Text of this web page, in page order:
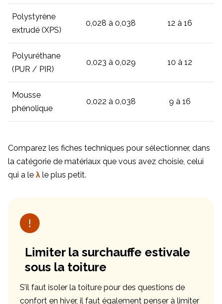
Polystyrène
extrudé (XPS)
0,028 à 0,038 12 à 16
Polyuréthane
(PUR / PIR)
0,023 à 0,029 10 à 12
Mousse
phénolique
0,022 à 0,038 9 à 16
Comparez les fiches techniques pour sélectionner, dans
la catégorie de matériaux que vous avez choisie, celui
qui a le λ le plus petit.
Limiter la surchauffe estivale
sous la toiture
S’il faut isoler la toiture pour des questions de
confort en hiver, il faut également penser à limiter